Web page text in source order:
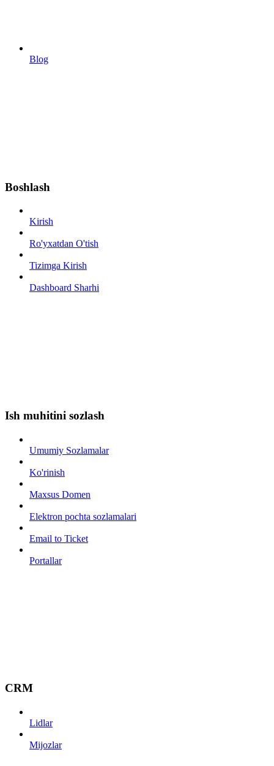
Blog
Boshlash
Kirish
Ro'yxatdan O'tish
Tizimga Kirish
Dashboard Sharhi
Ish muhitini sozlash
Umumiy Sozlamalar
Ko'rinish
Maxsus Domen
Elektron pochta sozlamalari
Email to Ticket
Portallar
CRM
Lidlar
Mijozlar